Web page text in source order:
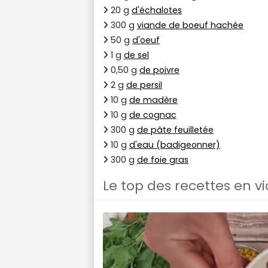
20 g d'échalotes
300 g viande de boeuf hachée
50 g d'oeuf
1 g de sel
0,50 g de poivre
2 g de persil
10 g de madère
10 g de cognac
300 g de pâte feuilletée
10 g d'eau (badigeonner)
300 g de foie gras
Le top des recettes en